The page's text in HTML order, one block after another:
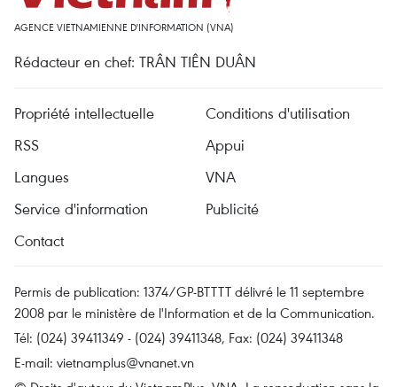
AGENCE VIETNAMIENNE D'INFORMATION (VNA)
Rédacteur en chef: TRÂN TIÊN DUÂN
Propriété intellectuelle
Conditions d'utilisation
RSS
Appui
Langues
VNA
Service d'information
Publicité
Contact
Permis de publication: 1374/GP-BTTTT délivré le 11 septembre
2008 par le ministère de l'Information et de la Communication.
Tél: (024) 39411349 - (024) 39411348, Fax: (024) 39411348
E-mail: vietnamplus@vnanet.vn